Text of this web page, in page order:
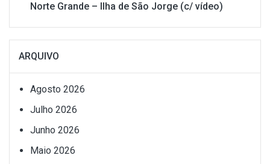
Norte Grande – Ilha de São Jorge (c/ vídeo)
ARQUIVO
Agosto 2026
Julho 2026
Junho 2026
Maio 2026